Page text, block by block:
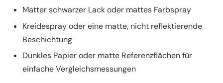
Matter schwarzer Lack oder mattes Farbspray
Kreidespray oder eine matte, nicht reflektierende
Beschichtung
Dunkles Papier oder matte Referenzflächen für
einfache Vergleichsmessungen